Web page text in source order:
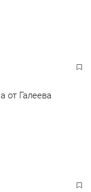
Увы,
Читайте
от Галеева